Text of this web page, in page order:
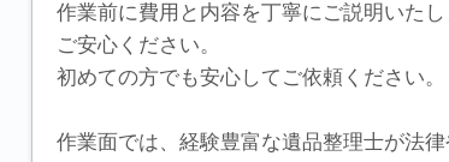
作業前に費用と内容を丁寧にご説明いた
ご安心ください。
初めての方でも安心してご依頼ください。
作業面では、経験豊富な遺品整理士が法